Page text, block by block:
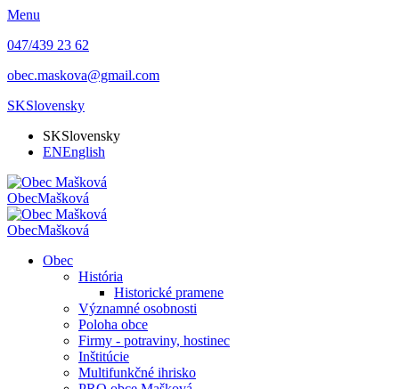
Menu
047/439 23 62
obec.maskova@gmail.com
SKSlovensky
SKSlovensky
ENEnglish
ObecMašková
ObecMašková
Obec
História
Historické pramene
Významné osobnosti
Poloha obce
Firmy - potraviny, hostinec
Inštitúcie
Multifunkčné ihrisko